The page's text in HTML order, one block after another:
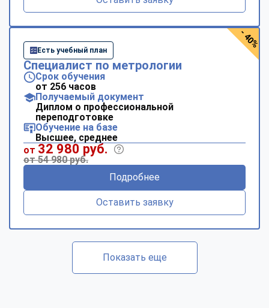
Есть учебный план
Специалист по метрологии
Срок обучения
от 256 часов
Получаемый документ
Диплом о профессиональной
переподготовке
Обучение на базе
Высшее, среднее
от 32 980 руб.
от 54 980 руб.
Подробнее
Оставить заявку
- 40%
Показать еще